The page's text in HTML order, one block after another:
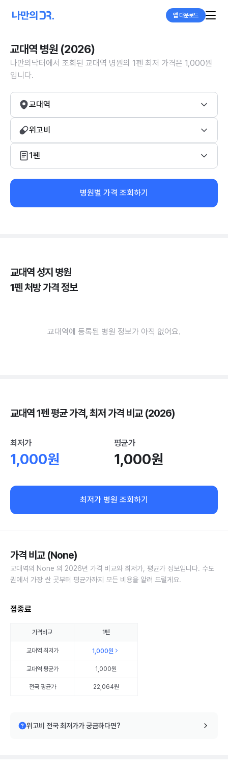
앱 다운로드
교대역 병원 (2026)
나만의닥터에서 조회된 교대역 병원의 1펜 최저 가격은 1,000원
입니다.
교대역
위고비
1펜
병원별 가격 조회하기
교대역 성지 병원
1펜 처방 가격 정보
교대역에 등록된 병원 정보가 아직 없어요.
교대역 1펜 평균 가격, 최저 가격 비교 (2026)
최저가
1,000원
평균가
1,000원
최저가 병원 조회하기
가격 비교 (None)
교대역의 None 의 2026년 가격 비교와 최저가, 평균가 정보입니다. 수도
권에서 가장 싼 곳부터 평균가까지 모든 비용을 알려 드릴게요.
접종료
가격비교 1펜
교대역최저가 1,000원
교대역평균가 1,000원
전국 평균가 22,064원
위고비 전국 최저가가 궁금하다면?